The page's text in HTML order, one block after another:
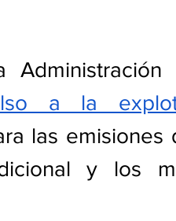
a la
las emisiones
y los